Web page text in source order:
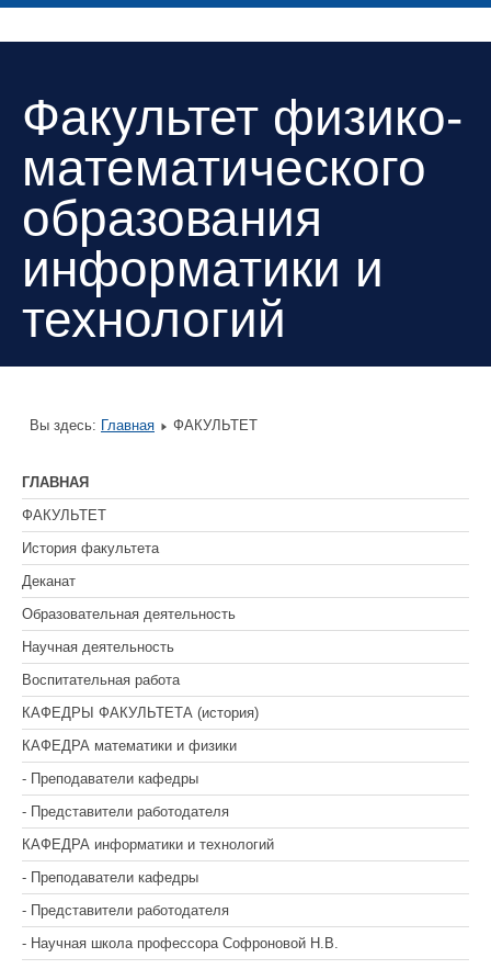
Факультет физико-
математического
образования
информатики и
технологий
Вы здесь: Главная ФАКУЛЬТЕТ
ГЛАВНАЯ
ФАКУЛЬТЕТ
История факультета
Деканат
Образовательная деятельность
Научная деятельность
Воспитательная работа
КАФЕДРЫ ФАКУЛЬТЕТА (история)
КАФЕДРА математики и физики
- Преподаватели кафедры
- Представители работодателя
КАФЕДРА информатики и технологий
- Преподаватели кафедры
- Представители работодателя
- Научная школа профессора Софроновой Н.В.